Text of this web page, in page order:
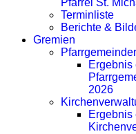
Pfarrei St.
Terminliste
Berichte &
Gremien
Ergebnis
2026
Ergebnis